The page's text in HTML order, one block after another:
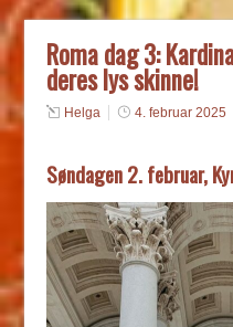
Roma dag 3:
deres lys skinne!
Helga 4. februar 2025
Søndagen 2. februar,